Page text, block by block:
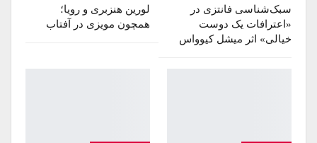
سبک‌شناسی فانتزی در
«اعترافات یک دوست
خیالی» اثر میشل کیوواس
لورین هنزبری و رویا؛
همچون مویزی در آفتاب